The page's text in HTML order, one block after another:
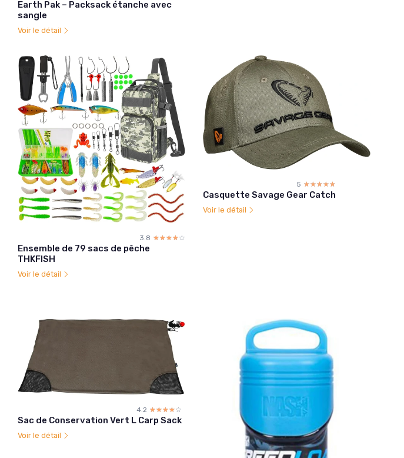
Earth Pak – Packsack étanche avec
sangle
Voir le détail
3.8 ☆☆☆☆☆
★★★★★
Ensemble de 79 sacs de pêche
THKFISH
Voir le détail
5 ☆☆☆☆☆
★★★★★
Casquette Savage Gear Catch
Voir le détail
4.2 ☆☆☆☆☆
★★★★★
Sac de Conservation Vert L Carp Sack
Voir le détail